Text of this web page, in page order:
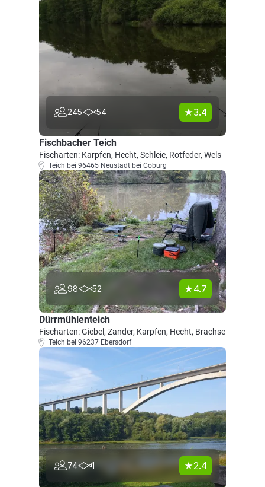
245 54 3.4
Fischbacher Teich
Fischarten: Karpfen, Hecht, Schleie, Rotfeder, Wels
Teich bei 96465 Neustadt bei Coburg
98 52 4.7
Dürrmühlenteich
Fischarten: Giebel, Zander, Karpfen, Hecht, Brachse
Teich bei 96237 Ebersdorf
74 1 2.4